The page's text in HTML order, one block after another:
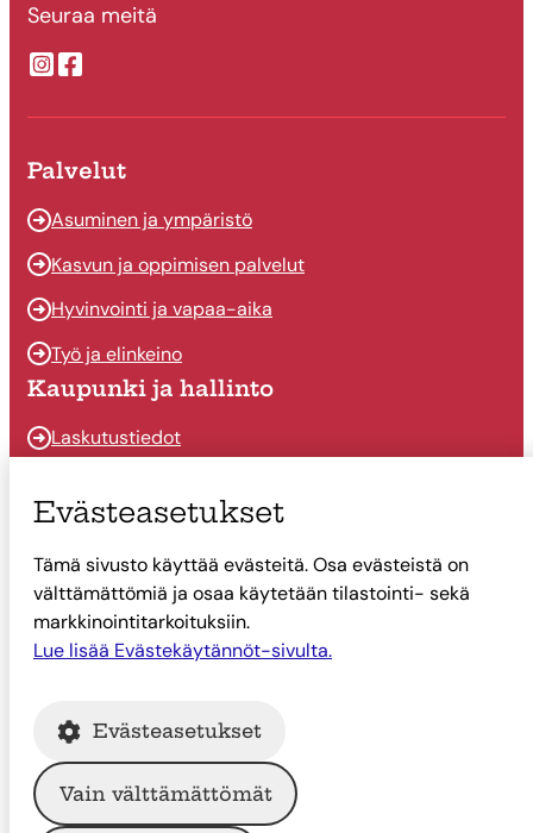
Seuraa meitä
Suonenjoen kaupungin Instragram
Suonenjoen kaupungin Facebook
Palvelut
Asuminen ja ympäristö
Kasvun ja oppimisen palvelut
Hyvinvointi ja vapaa-aika
Työ ja elinkeino
Kaupunki ja hallinto
Laskutustiedot
Päätöksenteko
Talous
Yhteystiedot
Tietoa Suonenjoesta
Tietoa Suonenjoesta
Evästeasetukset
Tämä sivusto käyttää evästeitä. Osa evästeistä on
välttämättömiä ja osaa käytetään tilastointi- sekä
markkinointitarkoituksiin.
Lue lisää Evästekäytännöt-sivulta.
Evästeasetukset
Vain välttämättömät